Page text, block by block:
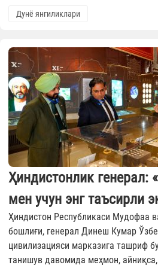
Дунё янгиликлари
Ҳиндистонлик генерал:
мен учун энг таъсирли
Ҳиндистон Республикаси Мудофаа
бошлиғи, генерал Динеш Кумар
цивилизацияси марказига ташриф
танишув давомида меҳмон,